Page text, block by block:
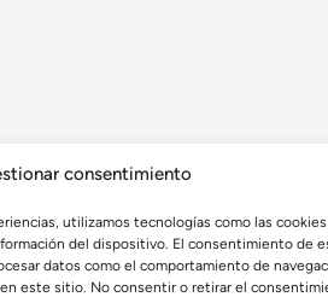
consentimiento
utilizamos tecnologías como las cookies
del dispositivo. El consentimiento de
datos como el comportamiento de
este sitio. No consentir o retirar el